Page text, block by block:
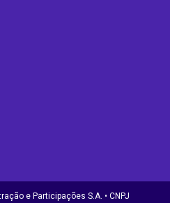
e Participações S.A. • CNPJ